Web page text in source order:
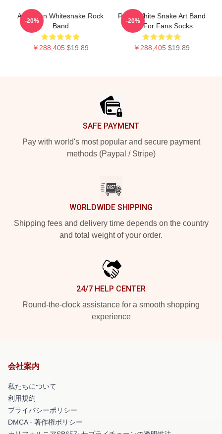
American Whitesnake Rock
Band
￥288,405 $19.89
-20%
Retro White Snake Art Band
Gift For Fans Socks
￥288,405 $19.89
-20%
SAFE PAYMENT
Pay with world's most popular and secure payment
methods (Paypal / Stripe)
WORLDWIDE SHIPPING
Shipping fees and delivery time depends on the country
and total weight of your order.
24/7 HELP CENTER
Round-the-clock assistance for a smooth shopping
experience
会社案内
私たちについて
利用規約
プライバシーポリシー
DMCA - 著作権ポリシー